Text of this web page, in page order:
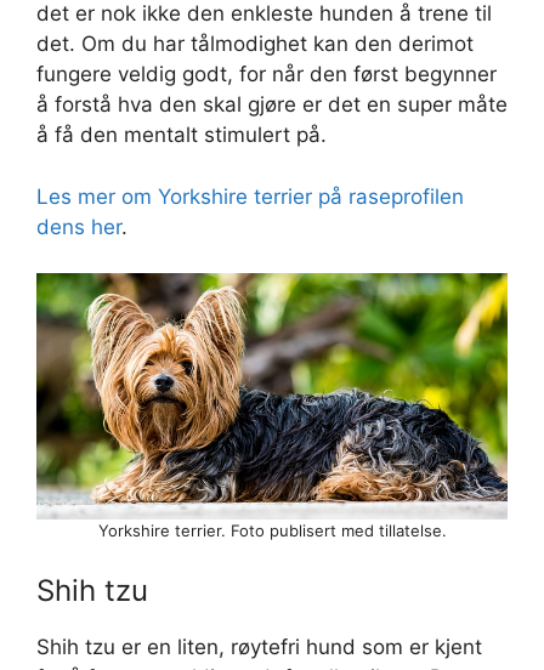
det er nok ikke den enkleste hunden å trene til
det. Om du har tålmodighet kan den derimot
fungere veldig godt, for når den først begynner
å forstå hva den skal gjøre er det en super måte
å få den mentalt stimulert på.
Les mer om Yorkshire terrier på raseprofilen
dens her.
Yorkshire terrier. Foto publisert med tillatelse.
Shih tzu
Shih tzu er en liten, røytefri hund som er kjent